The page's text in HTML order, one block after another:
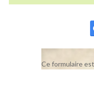
Ce formulaire